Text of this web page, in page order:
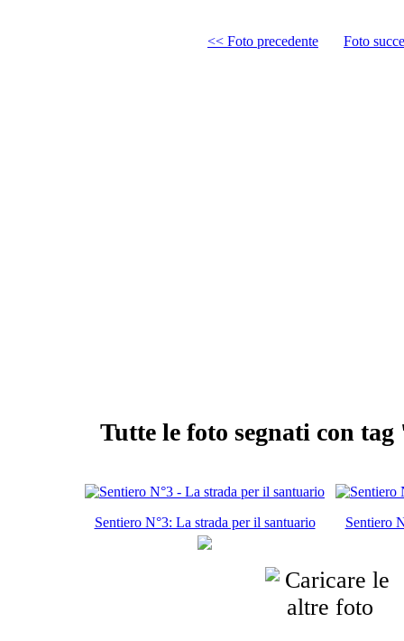
<< Foto precedente Foto
Tutte le foto segnati con
Sentiero N°3: La strada per il santuario Sentiero